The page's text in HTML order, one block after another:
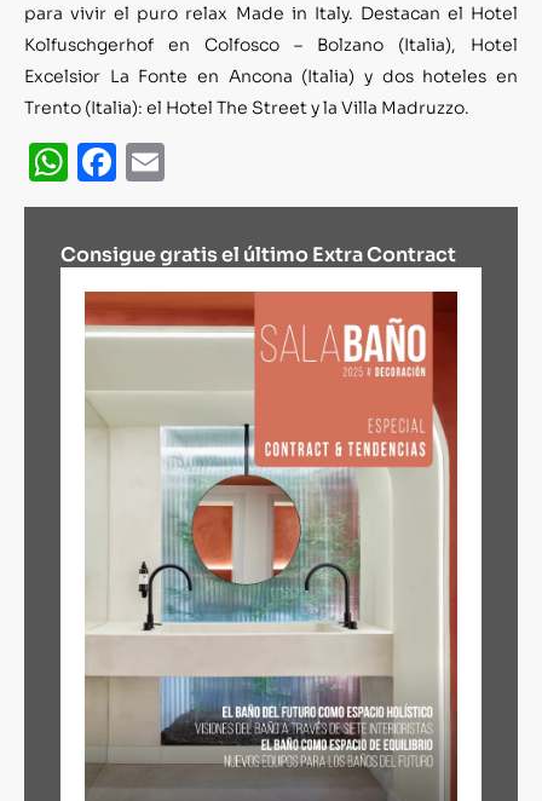
para vivir el puro relax Made in Italy. Destacan el Hotel
Kolfuschgerhof en Colfosco – Bolzano (Italia), Hotel
Excelsior La Fonte en Ancona (Italia) y dos hoteles en
Trento (Italia): el Hotel The Street y la Villa Madruzzo.
WhatsApp
Facebook
Consigue gratis el último Extra Contract